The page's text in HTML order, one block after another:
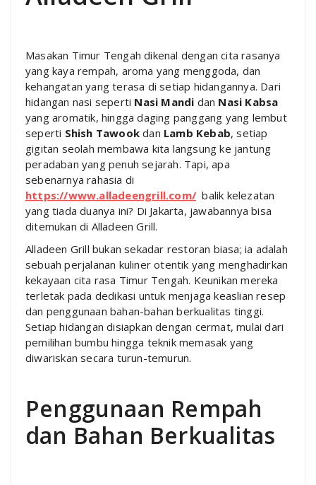
Masakan Timur Tengah dikenal dengan cita rasanya
yang kaya rempah, aroma yang menggoda, dan
kehangatan yang terasa di setiap hidangannya. Dari
hidangan nasi seperti Nasi Mandi dan Nasi Kabsa
yang aromatik, hingga daging panggang yang lembut
seperti Shish Tawook dan Lamb Kebab, setiap
gigitan seolah membawa kita langsung ke jantung
peradaban yang penuh sejarah. Tapi, apa
sebenarnya rahasia di
https://www.alladeengrill.com/ balik kelezatan
yang tiada duanya ini? Di Jakarta, jawabannya bisa
ditemukan di Alladeen Grill.
Alladeen Grill bukan sekadar restoran biasa; ia adalah
sebuah perjalanan kuliner otentik yang menghadirkan
kekayaan cita rasa Timur Tengah. Keunikan mereka
terletak pada dedikasi untuk menjaga keaslian resep
dan penggunaan bahan-bahan berkualitas tinggi.
Setiap hidangan disiapkan dengan cermat, mulai dari
pemilihan bumbu hingga teknik memasak yang
diwariskan secara turun-temurun.
Penggunaan Rempah
dan Bahan Berkualitas